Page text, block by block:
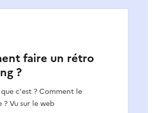
faire un rétro
?
c'est ? Comment le
Vu sur le web